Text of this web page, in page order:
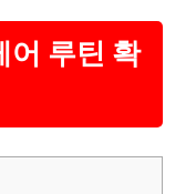
어 루틴 확